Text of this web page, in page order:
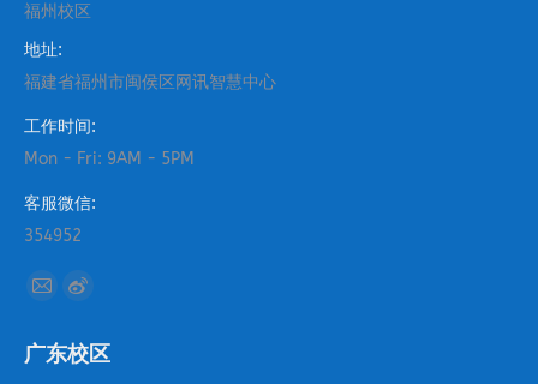
福州校区
地址:
福建省福州市闽侯区网讯智慧中心
工作时间:
Mon - Fri: 9AM - 5PM
客服微信:
354952
找到我们：
Mail
opens
Weibo
opens
广东校区